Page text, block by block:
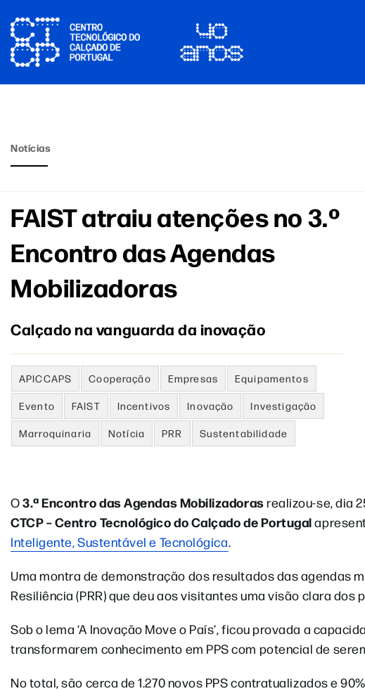
Notícias
FAIST atraiu atenções no 3.º
Encontro das Agendas
Mobilizadoras
Calçado na vanguarda da inovação
APICCAPS Cooperação Empresas Equipamentos
Evento FAIST Incentivos Inovação Investigação
Marroquinaria Notícia PRR Sustentabilidade
O3.ª Encontro das Agendas Mobilizadorasrealizou-se, dia
CTCP – Centro Tecnológico do Calçado de Portugal
Inteligente, Sustentável e Tecnológica.
Uma montra de demonstração dos resultados das agendas
Resiliência (PRR) que deu aos visitantes uma visão clara
Sob o lema ‘A Inovação Move o País’, ficou provada a
transformarem conhecimento em PPS com potencial de
No total, são cerca de 1.270 novos PPS contratualizados e